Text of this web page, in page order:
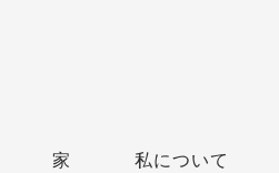
家 私について